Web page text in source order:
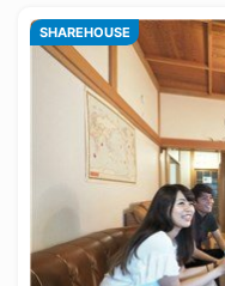
SHAREHOUSE